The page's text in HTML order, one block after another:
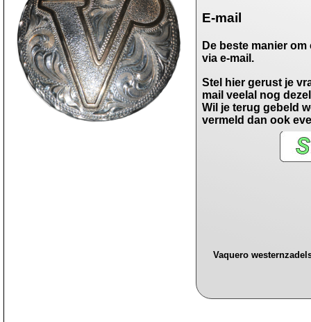
E-mail
De beste manier
via e-mail.
Stel hier gerust je
mail veelal nog
Wil je terug gebeld
vermeld dan ook
Vaquero